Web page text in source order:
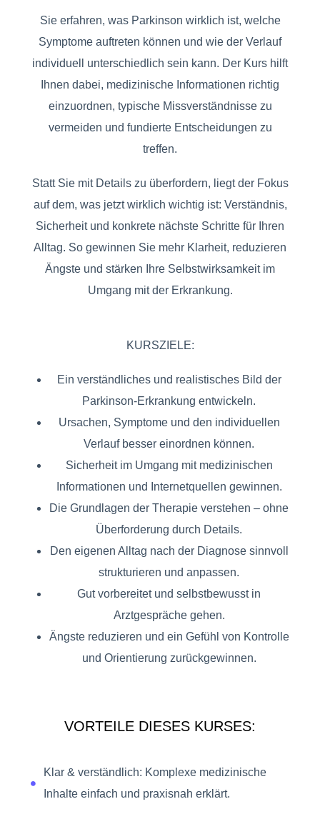
Sie erfahren, was Parkinson wirklich ist, welche
Symptome auftreten können und wie der Verlauf
individuell unterschiedlich sein kann. Der Kurs hilft
Ihnen dabei, medizinische Informationen richtig
einzuordnen, typische Missverständnisse zu
vermeiden und fundierte Entscheidungen zu
treffen.
Statt Sie mit Details zu überfordern, liegt der Fokus
auf dem, was jetzt wirklich wichtig ist: Verständnis,
Sicherheit und konkrete nächste Schritte für Ihren
Alltag. So gewinnen Sie mehr Klarheit, reduzieren
Ängste und stärken Ihre Selbstwirksamkeit im
Umgang mit der Erkrankung.
KURSZIELE:
Ein verständliches und realistisches Bild der
Parkinson-Erkrankung entwickeln.
Ursachen, Symptome und den individuellen
Verlauf besser einordnen können.
Sicherheit im Umgang mit medizinischen
Informationen und Internetquellen gewinnen.
Die Grundlagen der Therapie verstehen – ohne
Überforderung durch Details.
Den eigenen Alltag nach der Diagnose sinnvoll
strukturieren und anpassen.
Gut vorbereitet und selbstbewusst in
Arztgespräche gehen.
Ängste reduzieren und ein Gefühl von Kontrolle
und Orientierung zurückgewinnen.
VORTEILE DIESES KURSES:
Klar & verständlich: Komplexe medizinische
Inhalte einfach und praxisnah erklärt.